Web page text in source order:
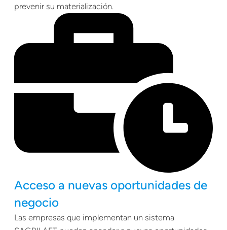
prevenir su materialización.
Acceso a nuevas oportunidades de
negocio
Las empresas que implementan un sistema